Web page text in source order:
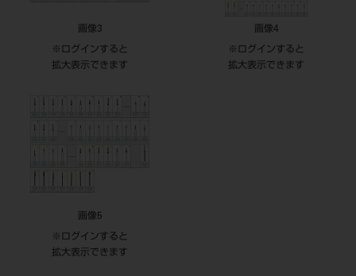
画像3
※ログインすると
拡大表示できます
画像4
※ログインすると
拡大表示できます
画像5
※ログインすると
拡大表示できます